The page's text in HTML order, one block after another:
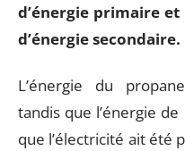
d’énergie primaire
d’énergie secondaire.
L’énergie du
tandis que l’énergie
que l’électricité ait été